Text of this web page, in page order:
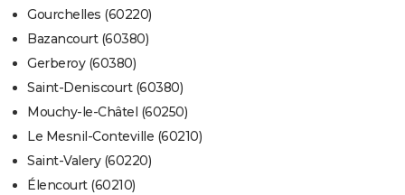
Gourchelles (60220)
Bazancourt (60380)
Gerberoy (60380)
Saint-Deniscourt (60380)
Mouchy-le-Châtel (60250)
Le Mesnil-Conteville (60210)
Saint-Valery (60220)
Élencourt (60210)